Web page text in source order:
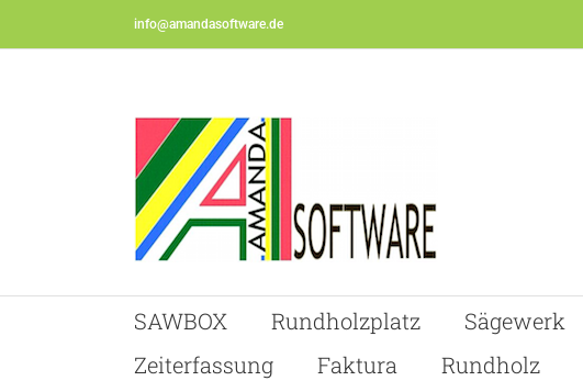
to
info@amandasoftware.de
SAWBOX Rundholzplatz Sägewerk
Zeiterfassung
Faktura Rundholz